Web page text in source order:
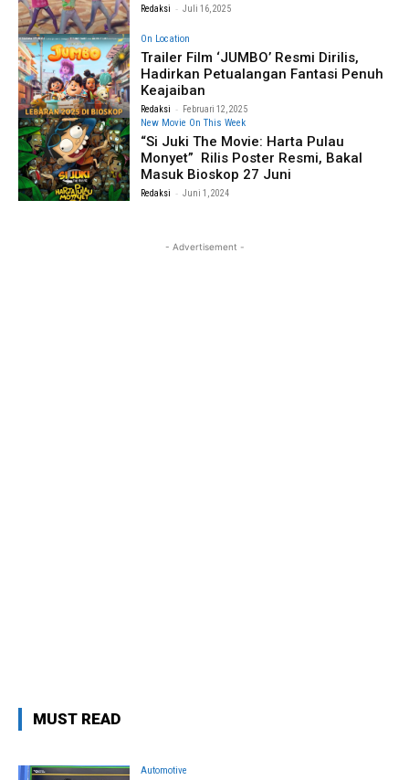
Redaksi - Juli 16, 2025
On Location
Trailer Film ‘JUMBO’ Resmi Dirilis,
Hadirkan Petualangan Fantasi Penuh
Keajaiban
Redaksi - Februari 12, 2025
New Movie On This Week
“Si Juki The Movie: Harta Pulau
Monyet” Rilis Poster Resmi, Bakal
Masuk Bioskop 27 Juni
Redaksi - Juni 1, 2024
- Advertisement -
MUST READ
Automotive